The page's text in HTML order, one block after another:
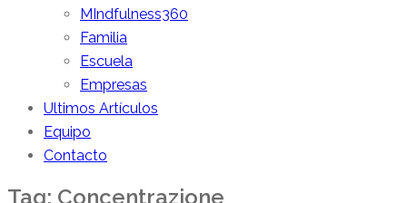
MIndfulness360
Familia
Escuela
Empresas
Ultimos Artículos
Equipo
Contacto
Tag: Concentrazione